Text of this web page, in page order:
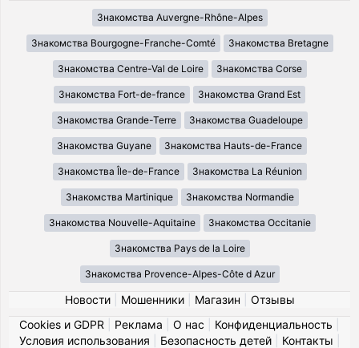
Знакомства Auvergne-Rhône-Alpes
Знакомства Bourgogne-Franche-Comté Знакомства Bretagne
Знакомства Centre-Val de Loire Знакомства Corse
Знакомства Fort-de-france Знакомства Grand Est
Знакомства Grande-Terre Знакомства Guadeloupe
Знакомства Guyane Знакомства Hauts-de-France
Знакомства Île-de-France Знакомства La Réunion
Знакомства Martinique Знакомства Normandie
Знакомства Nouvelle-Aquitaine Знакомства Occitanie
Знакомства Pays de la Loire
Знакомства Provence-Alpes-Côte d Azur
Новости| Мошенники| Магазин
Отзывы
Cookies и GDPR
Реклама О нас Конфиденциальность
Условия использования
Безопасность детей| Контакты